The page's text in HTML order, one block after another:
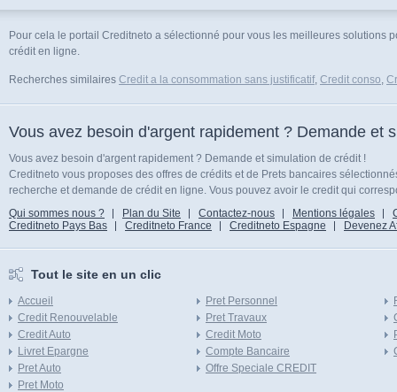
Pour cela le portail Creditneto a sélectionné pour vous les meilleures
crédit en ligne.
Recherches similaires Credit a la consommation sans justificatif, Credit conso,
Vous avez besoin d'argent rapidement ? Demande et
Vous avez besoin d'argent rapidement ? Demande et simulation de crédit !
Creditneto vous proposes des offres de crédits et de Prets bancaires
recherche et demande de crédit en ligne. Vous pouvez avoir le credit qui
Qui sommes nous ?
Plan du Site Contactez-nous Mentions légales
Creditneto Pays Bas
Creditneto France Creditneto Espagne Devenez
Tout le site en un clic
Accueil
Credit Renouvelable
Credit Auto
Livret Epargne
Pret Auto
Pret Moto
Pret Personnel
Pret Travaux
Credit Moto
Compte Bancaire
Offre Speciale CREDIT